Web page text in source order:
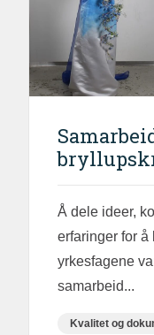
Å dele ideer,
erfaringer for å
yrkesfagene
samarbeid...
Kvalitet og